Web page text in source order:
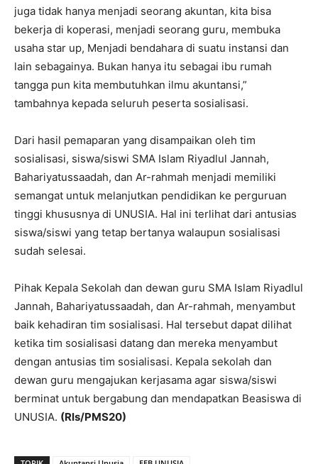
juga tidak hanya menjadi seorang akuntan, kita bisa
bekerja di koperasi, menjadi seorang guru, membuka
usaha star up, Menjadi bendahara di suatu instansi dan
lain sebagainya. Bukan hanya itu sebagai ibu rumah
tangga pun kita membutuhkan ilmu akuntansi,”
tambahnya kepada seluruh peserta sosialisasi.
Dari hasil pemaparan yang disampaikan oleh tim
sosialisasi, siswa/siswi SMA Islam Riyadlul Jannah,
Bahariyatussaadah, dan Ar-rahmah menjadi memiliki
semangat untuk melanjutkan pendidikan ke perguruan
tinggi khususnya di UNUSIA. Hal ini terlihat dari antusias
siswa/siswi yang tetap bertanya walaupun sosialisasi
sudah selesai.
Pihak Kepala Sekolah dan dewan guru SMA Islam Riyadlul
Jannah, Bahariyatussaadah, dan Ar-rahmah, menyambut
baik kehadiran tim sosialisasi. Hal tersebut dapat dilihat
ketika tim sosialisasi datang dan mereka menyambut
dengan antusias tim sosialisasi. Kepala sekolah dan
dewan guru mengajukan kerjasama agar siswa/siswi
berminat untuk bergabung dan mendapatkan Beasiswa di
UNUSIA. (Rls/PMS20)